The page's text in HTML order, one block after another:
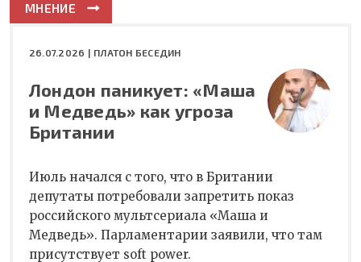
МНЕНИЕ
26.07.2026 | ПЛАТОН БЕСЕДИН
Лондон паникует: «Маша
и Медведь» как угроза
Британии
Июль начался с того, что в Британии
депутаты потребовали запретить показ
российского мультсериала «Маша и
Медведь». Парламентарии заявили, что там
присутствует soft power.